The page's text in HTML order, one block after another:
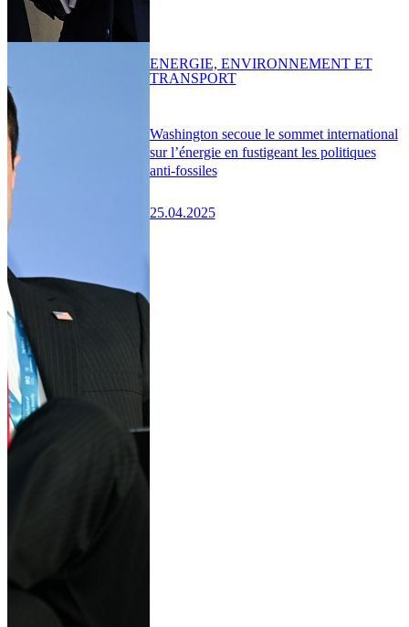
Washington secoue le sommet international
sur l’énergie en fustigeant les politiques
anti-fossiles
25.04.2025
ENERGIE, ENVIRONNEMENT ET
TRANSPORT